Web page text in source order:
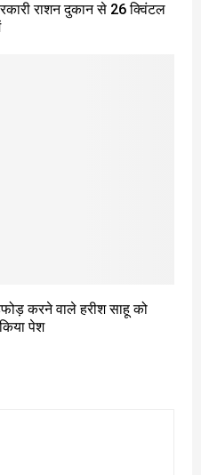
राशन दुकान से 26 क्विंटल
करने वाले हरीश साहू को
पेश